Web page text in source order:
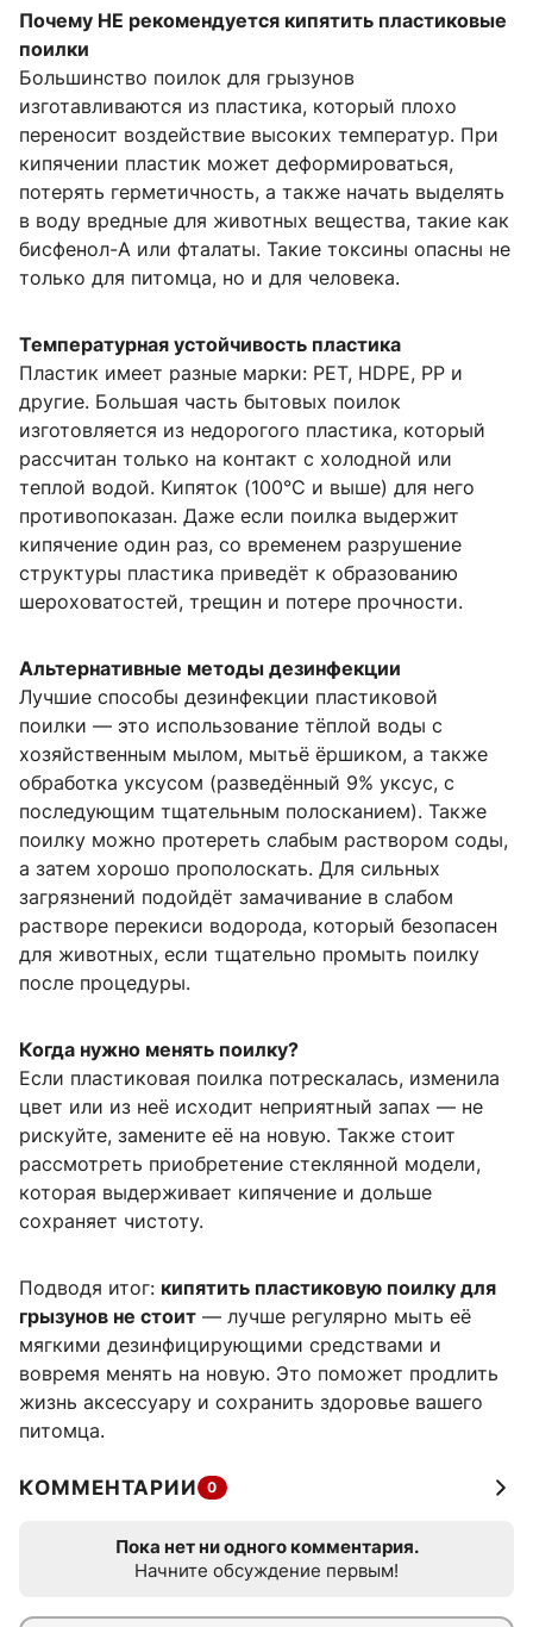
Почему НЕ рекомендуется кипятить пластиковые
поилки
Большинство поилок для грызунов
изготавливаются из пластика, который плохо
переносит воздействие высоких температур. При
кипячении пластик может деформироваться,
потерять герметичность, а также начать выделять
в воду вредные для животных вещества, такие как
бисфенол-А или фталаты. Такие токсины опасны не
только для питомца, но и для человека.
Температурная устойчивость пластика
Пластик имеет разные марки: PET, HDPE, PP и
другие. Большая часть бытовых поилок
изготовляется из недорогого пластика, который
рассчитан только на контакт с холодной или
теплой водой. Кипяток (100°C и выше) для него
противопоказан. Даже если поилка выдержит
кипячение один раз, со временем разрушение
структуры пластика приведёт к образованию
шероховатостей, трещин и потере прочности.
Альтернативные методы дезинфекции
Лучшие способы дезинфекции пластиковой
поилки — это использование тёплой воды с
хозяйственным мылом, мытьё ёршиком, а также
обработка уксусом (разведённый 9% уксус, с
последующим тщательным полосканием). Также
поилку можно протереть слабым раствором соды,
а затем хорошо прополоскать. Для сильных
загрязнений подойдёт замачивание в слабом
растворе перекиси водорода, который безопасен
для животных, если тщательно промыть поилку
после процедуры.
Когда нужно менять поилку?
Если пластиковая поилка потрескалась, изменила
цвет или из неё исходит неприятный запах — не
рискуйте, замените её на новую. Также стоит
рассмотреть приобретение стеклянной модели,
которая выдерживает кипячение и дольше
сохраняет чистоту.
Подводя итог: кипятить пластиковую поилку для
грызунов не стоит — лучше регулярно мыть её
мягкими дезинфицирующими средствами и
вовремя менять на новую. Это поможет продлить
жизнь аксессуару и сохранить здоровье вашего
питомца.
КОММЕНТАРИИ 0
Пока нет ни одного комментария.
Начните обсуждение первым!